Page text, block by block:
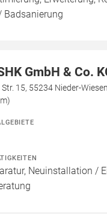
Badsanierung
GmbH & Co.
15, 55234 Nieder-
Neuinstallation /